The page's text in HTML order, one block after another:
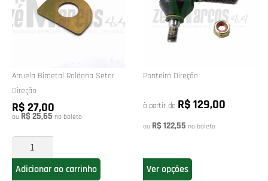
Arruela Bimetal Roldana Setor
Direção
R$ 27,00
ou R$ 25,65 no boleto
Adicionar ao carrinho
Ponteira Direção
à partir de R$ 129,00
ou R$ 122,55 no boleto
Ver opções